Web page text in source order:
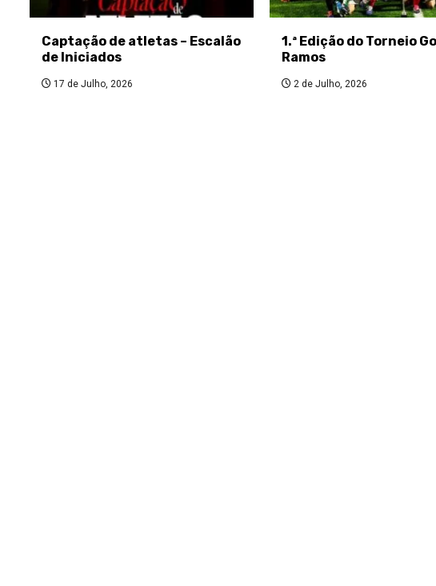
Captação de atletas – Escalão
de Iniciados
17 de Julho, 2026
1.ª Edição do Torneio
Ramos
2 de Julho, 2026